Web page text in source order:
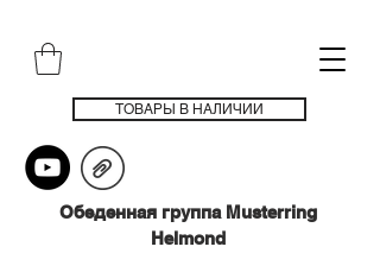
ТОВАРЫ В НАЛИЧИИ
Обеденная группа Musterring
Helmond